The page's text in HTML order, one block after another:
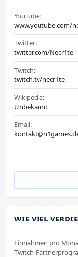
YouTube:
www.youtube.com/
Twitter:
twitter.com/Necr1te
Twitch:
twitch.tv/necr1te
Wikipedia:
Unbekannt
Email:
WIE VIEL
Einnahmen pro
Twitch-